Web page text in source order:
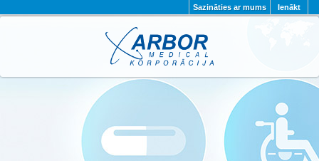
Ienākt
Sazināties ar mums
PAR MUMS PROJEKTI
KONTAKTI
PRIVĀTUMA POLITIKA